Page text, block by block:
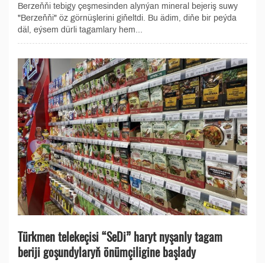
Berzeňňi tebigy çeşmesinden alynýan mineral bejeriş suwy
"Berzeňňi" öz görnüşlerini giňeltdi. Bu ädim, diňe bir peýda
däl, eýsem dürli tagamlary hem...
Türkmen telekeçisi “SeDi” haryt nyşanly tagam
beriji goşundylaryň önümçiligine başlady